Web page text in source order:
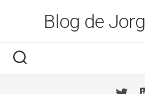
Blog de